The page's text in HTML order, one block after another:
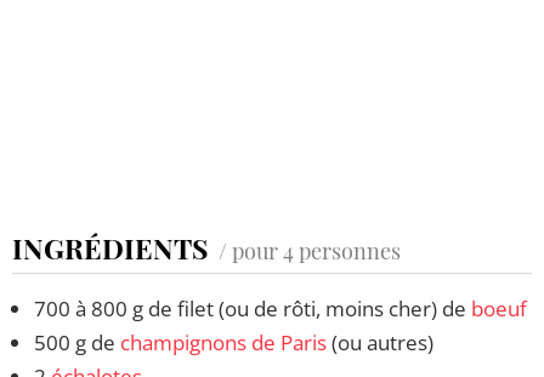
INGRÉDIENTS / pour 4 personnes
700 à 800 g de filet (ou de rôti, moins cher) de boeuf
500 g de champignons de Paris(ou autres)